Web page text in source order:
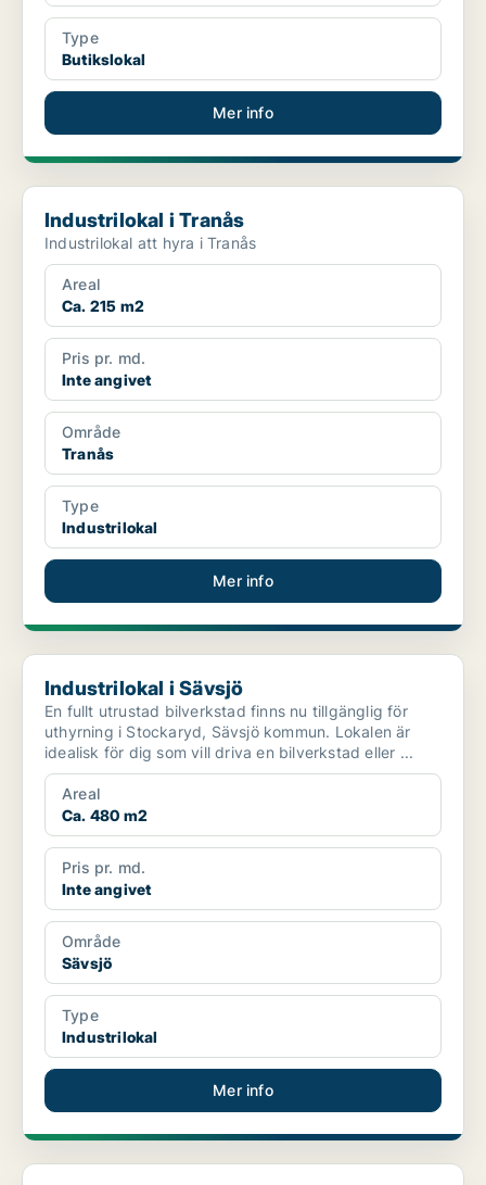
Type
Butikslokal
Mer info
Industrilokal i Tranås
Industrilokal i Tranås
Industrilokal att hyra i Tranås
Areal
Ca. 215 m2
Pris pr. md.
Inte angivet
Område
Tranås
Type
Industrilokal
Mer info
Industrilokal i Sävsjö
Industrilokal i Sävsjö
En fullt utrustad bilverkstad finns nu tillgänglig för
uthyrning i Stockaryd, Sävsjö kommun. Lokalen är
idealisk för dig som vill driva en bilverkstad eller ...
Areal
Ca. 480 m2
Pris pr. md.
Inte angivet
Område
Sävsjö
Type
Industrilokal
Mer info
Klinik i Jönköping